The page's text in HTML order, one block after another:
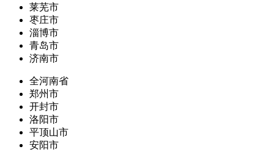
莱芜市
枣庄市
淄博市
青岛市
济南市
全河南省
郑州市
开封市
洛阳市
平顶山市
安阳市